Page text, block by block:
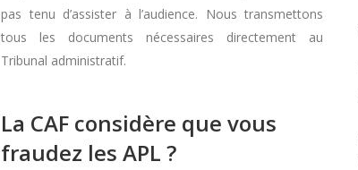
pas tenu d’assister à l’audience. Nous transmettons
tous les documents nécessaires directement au
Tribunal administratif.
La CAF considère que vous
fraudez les APL ?